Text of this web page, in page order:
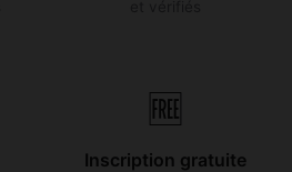
🆓
Inscription gratuite